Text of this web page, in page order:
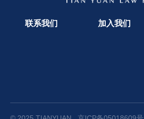
联系我们 加入我们